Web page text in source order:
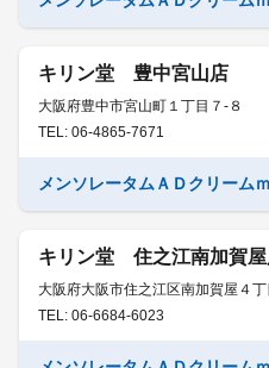
キリン堂 豊中宮山店
大阪府豊中市宮山町１丁目７-８
TEL: 06-4865-7671
メンソレータムＡＤクリー
キリン堂 住之江南加賀屋
大阪府大阪市住之江区南加賀屋４丁
TEL: 06-6684-6023